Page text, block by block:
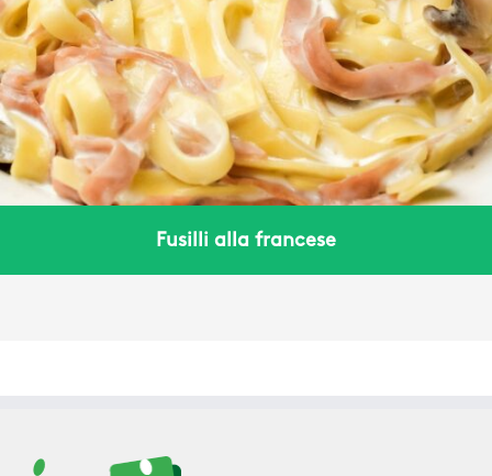
Fusilli alla francese